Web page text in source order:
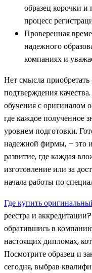
образец корочки
процесс
Проверенная
надежного
компаниях и
Нет смысла
подтверждения
обучения с оригиналом
где каждое полученное
уровнем подготовки.
надежной фирмы, – это
развитие, где каждая
изготовление или за
начала работы по
Где купить
реестра и
обратившись в
настоящих дипломах,
Посмотрите образец и
сегодня, выбрав